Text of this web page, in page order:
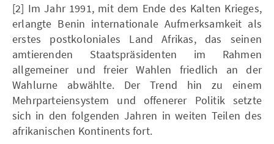
[2] Im Jahr 1991, mit dem Ende des Kalten Krieges,
erlangte Benin internationale Aufmerksamkeit als
erstes postkoloniales Land Afrikas, das seinen
amtierenden Staatspräsidenten im Rahmen
allgemeiner und freier Wahlen friedlich an der
Wahlurne abwählte. Der Trend hin zu einem
Mehrparteiensystem und offenerer Politik setzte
sich in den folgenden Jahren in weiten Teilen des
afrikanischen Kontinents fort.